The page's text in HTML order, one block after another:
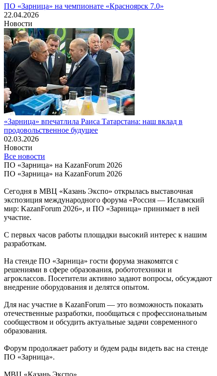
ПО «Зарница» на чемпионате «Красноярск 7.0»
22.04.2026
Новости
«Зарница» впечатлила Раиса Татарстана: наш вклад в
продовольственное будущее
02.03.2026
Новости
Все новости
ПО «Зарница» на KazanForum 2026
ПО «Зарница» на KazanForum 2026
Сегодня в МВЦ «Казань Экспо» открылась выставочная
экспозиция международного форума «Россия — Исламский
мир: KazanForum 2026», и ПО «Зарница» принимает в ней
участие.
С первых часов работы площадки высокий интерес к нашим
разработкам.
На стенде ПО «Зарница» гости форума знакомятся с
решениями в сфере образования, робототехники и
агроклассов. Посетители активно задают вопросы, обсуждают
внедрение оборудования и делятся опытом.
Для нас участие в KazanForum — это возможность показать
отечественные разработки, пообщаться с профессиональным
сообществом и обсудить актуальные задачи современного
образования.
Форум продолжает работу и будем рады видеть вас на стенде
ПО «Зарница».
МВЦ «Казань Экспо»